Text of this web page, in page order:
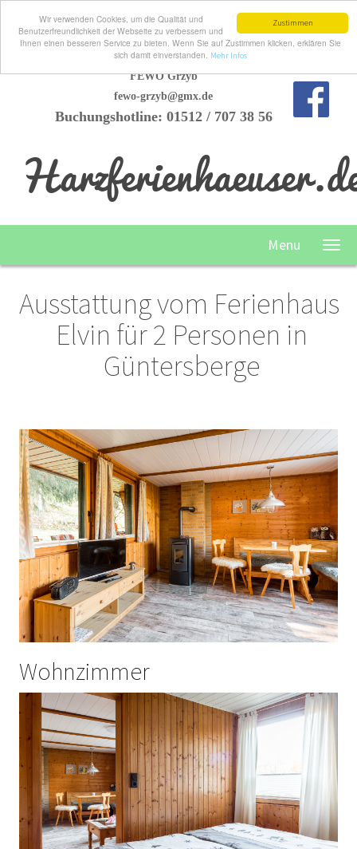
Zustimmen
Wir verwenden Cookies, um die Qualität und
Benutzerfreundlichkeit der Webseite zu verbessern und
Ihnen einen besseren Service zu bieten. Wenn Sie auf Zustimmen klicken, erklären Sie
sich damit einverstanden. Mehr Infos
FEWO Grzyb
fewo-grzyb@gmx.de
Buchungshotline: 01512 / 707 38 56
Menu
Ausstattung vom Ferienhaus
Elvin für 2 Personen in
Güntersberge
Wohnzimmer